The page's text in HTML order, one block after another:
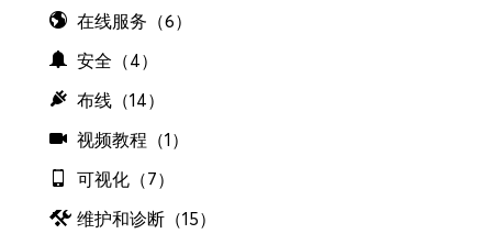
在线服务（6）
安全（4）
布线（14）
视频教程（1）
可视化（7）
维护和诊断（15）